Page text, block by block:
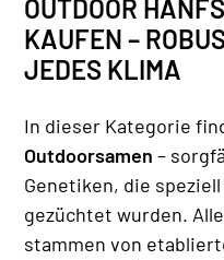
OUTDOOR
KAUFEN –
JEDES KLIMA
In dieser Kategorie
Outdoorsamen –
Genetiken, die
gezüchtet wurden.
stammen von